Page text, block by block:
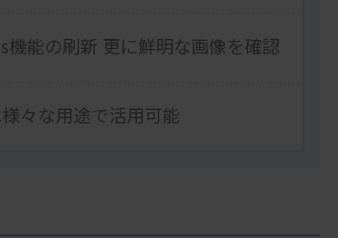
能の刷新 更に鮮明な画像を確認
々な用途で活用可能